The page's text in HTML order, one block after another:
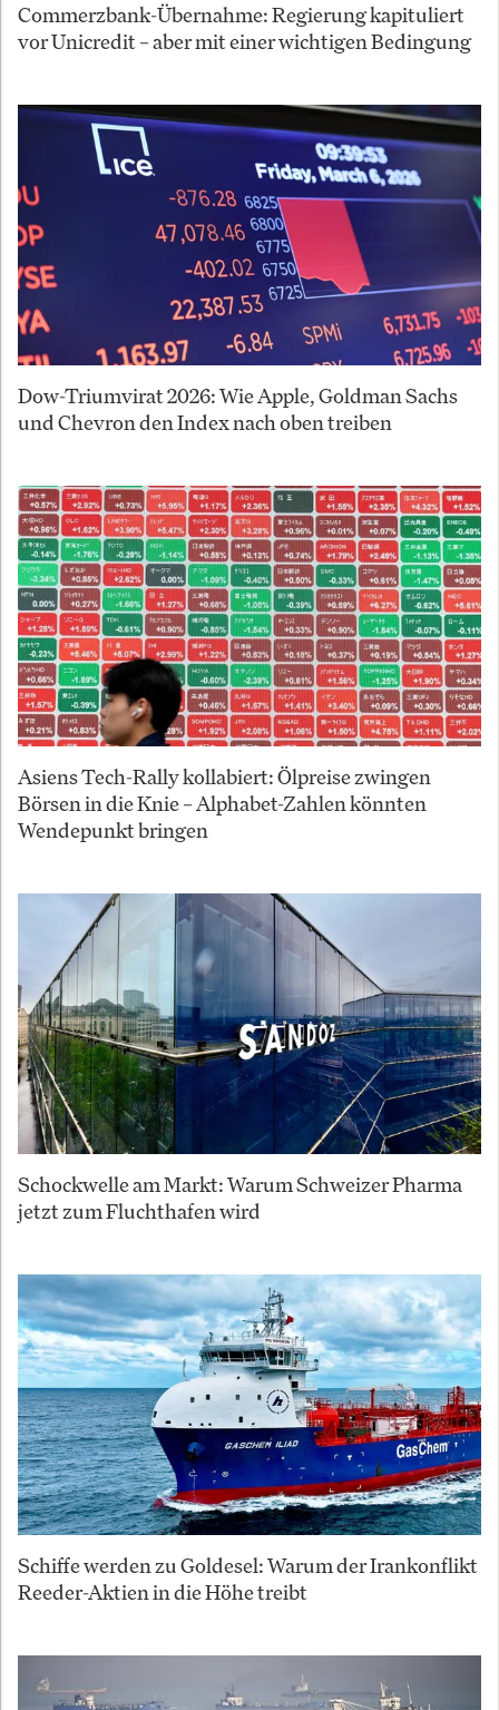
Commerzbank-Übernahme: Regierung kapituliert
vor Unicredit – aber mit einer wichtigen Bedingung
Dow-Triumvirat 2026: Wie Apple, Goldman Sachs
und Chevron den Index nach oben treiben
Asiens Tech-Rally kollabiert: Ölpreise zwingen
Börsen in die Knie – Alphabet-Zahlen könnten
Wendepunkt bringen
Schockwelle am Markt: Warum Schweizer Pharma
jetzt zum Fluchthafen wird
Schiffe werden zu Goldesel: Warum der Irankonflikt
Reeder-Aktien in die Höhe treibt